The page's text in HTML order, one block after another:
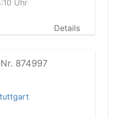
Uhr
Details
874997